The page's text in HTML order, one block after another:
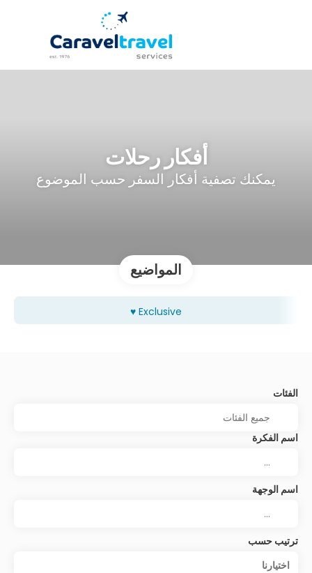
أفكار رحلات
يمكنك تصفية أفكار السفر حسب الموضوع
المواضيع
Exclusive ♥
الفئات
اسم الفكرة
اسم الوجهة
ترتيب حسب
اختيارنا